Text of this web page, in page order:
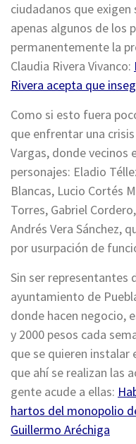
ciudadanos que
apenas algunos de los
permanentemente la
Claudia Rivera Vivanco:
Rivera acepta que
Como si esto fuera
que enfrentar una
Vargas, donde vecinos
personajes: Eladio
Blancas, Lucio Cortés
Torres, Gabriel
Andrés Vera Sánchez,
por usurpación de
Sin ser representantes
ayuntamiento de
donde hacen negocio,
y 2000 pesos cada
que se quieren instalar
que ahí se realizan las
gente acude a ellas:
hartos del monopolio
Guillermo Aréchiga